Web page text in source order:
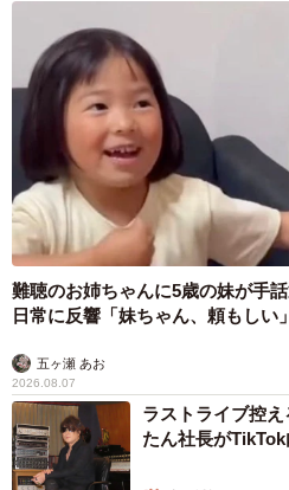
一方、飼い主さんを起こした
いとーー。
「起きた瞬間、走っていなくな
どうやら、みやびくんはお世話
日々、大好きな飼い主さんを
す。
ず、見ていてくれます。何だか
大切な人には幸せでいてほしい
だけではありません。みやびく
難聴のお姉ちゃんに5歳の妹が手
日常に反響「妹ちゃん、頼もしい
五ヶ瀬 あお
2026.08.07
ラストライブ控
たん社長が